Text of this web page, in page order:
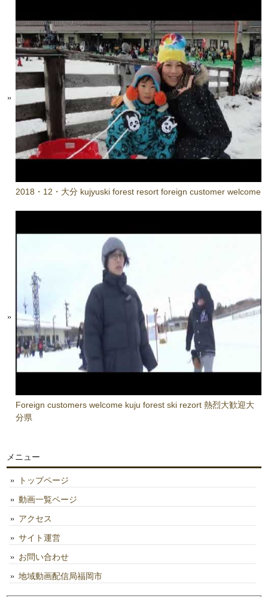
2018・12・大分 kujyuski forest resort foreign customer welcome
Foreign customers welcome kuju forest ski rezort 熱烈大歓迎大
分県
メニュー
トップページ
動画一覧ページ
アクセス
サイト運営
お問い合わせ
地域動画配信局福岡市